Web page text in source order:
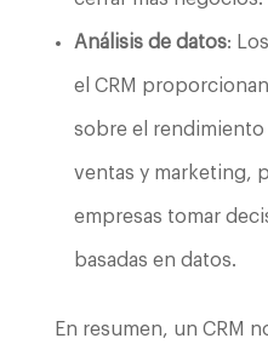
Análisis de datos:
el CRM
sobre el rendimiento
ventas y marketing,
empresas tomar
basadas en datos.
En resumen, un CRM